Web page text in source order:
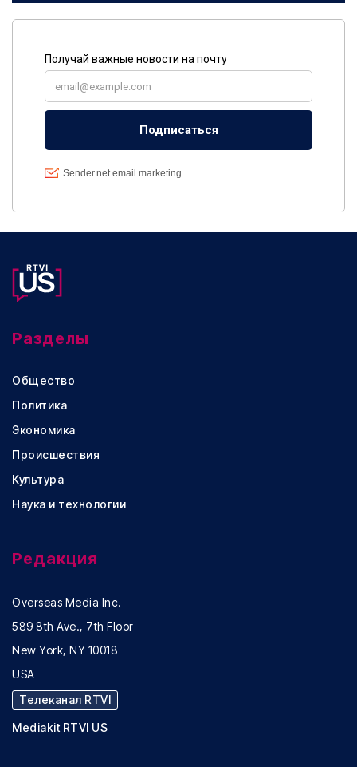
Разделы
Общество
Политика
Экономика
Происшествия
Культура
Наука и технологии
Редакция
Overseas Media Inc.
589 8th Ave., 7th Floor
New York, NY 10018
USA
Телеканал RTVI
Mediakit RTVI US